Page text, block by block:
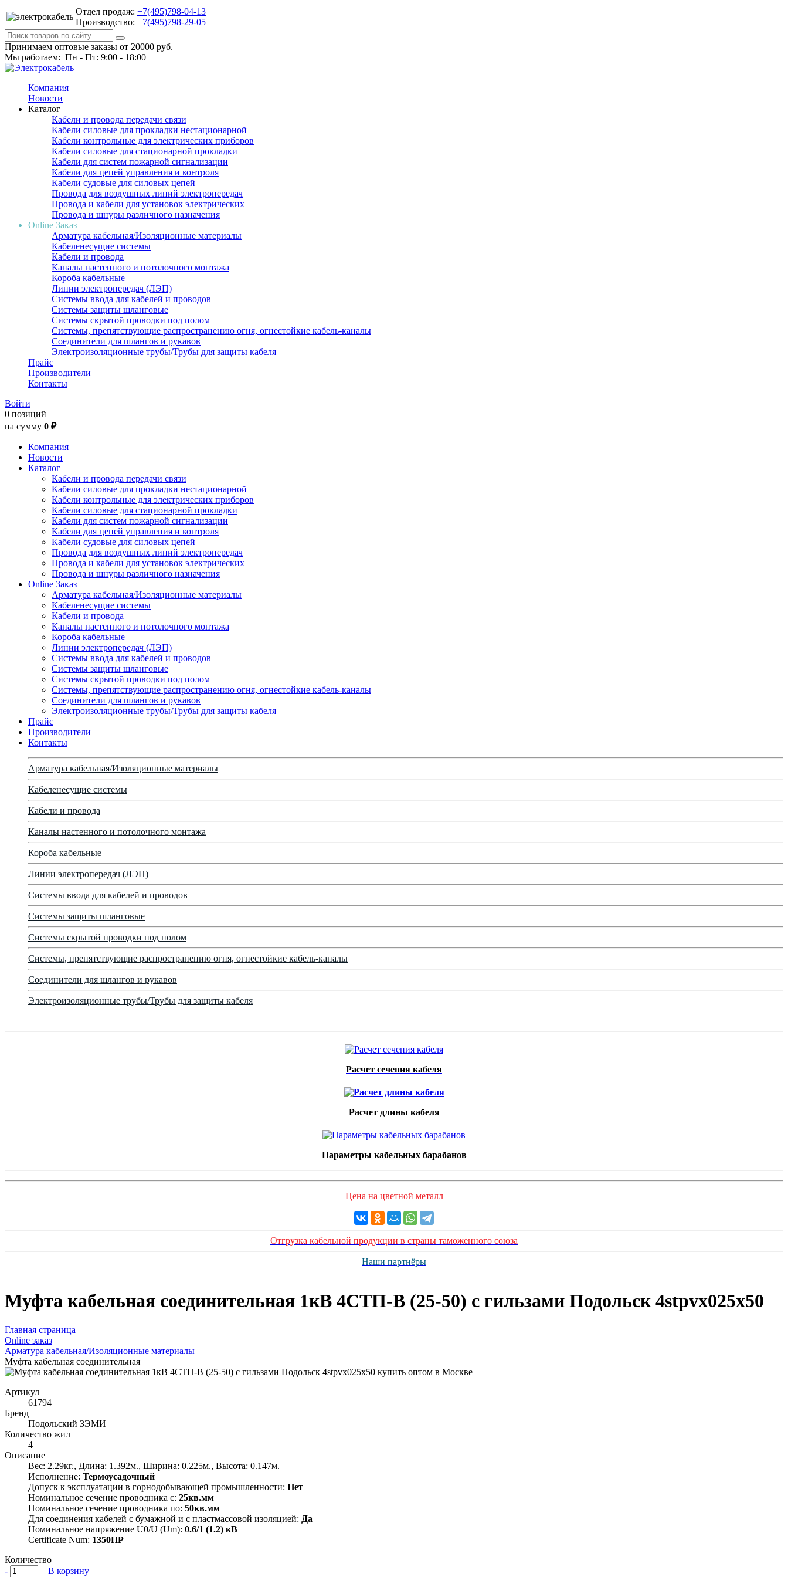
Отдел продаж: +7(495)798-04-13
Производство: +7(495)798-29-05
Принимаем оптовые заказы от 20000 руб.
Мы работаем: Пн - Пт: 9:00 - 18:00
Компания
Новости
Каталог
Кабели и провода передачи связи
Кабели силовые для прокладки нестационарной
Кабели контрольные для электрических приборов
Кабели силовые для стационарной прокладки
Кабели для систем пожарной сигнализации
Кабели для цепей управления и контроля
Кабели судовые для силовых цепей
Провода для воздушных линий электропередач
Провода и кабели для установок электрических
Провода и шнуры различного назначения
Online Заказ
Арматура кабельная/Изоляционные материалы
Кабеленесущие системы
Кабели и провода
Каналы настенного и потолочного монтажа
Короба кабельные
Линии электропередач (ЛЭП)
Системы ввода для кабелей и проводов
Системы защиты шланговые
Системы скрытой проводки под полом
Системы, препятствующие распространению огня, огнестойкие кабель-каналы
Соединители для шлангов и рукавов
Электроизоляционные трубы/Трубы для защиты кабеля
Прайс
Производители
Контакты
Войти
0 позиций
на сумму 0 ₽
Компания
Новости
Каталог
Кабели и провода передачи связи
Кабели силовые для прокладки нестационарной
Кабели контрольные для электрических приборов
Кабели силовые для стационарной прокладки
Кабели для систем пожарной сигнализации
Кабели для цепей управления и контроля
Кабели судовые для силовых цепей
Провода для воздушных линий электропередач
Провода и кабели для установок электрических
Провода и шнуры различного назначения
Online Заказ
Арматура кабельная/Изоляционные материалы
Кабеленесущие системы
Кабели и провода
Каналы настенного и потолочного монтажа
Короба кабельные
Линии электропередач (ЛЭП)
Системы ввода для кабелей и проводов
Системы защиты шланговые
Системы скрытой проводки под полом
Системы, препятствующие распространению огня, огнестойкие кабель-каналы
Соединители для шлангов и рукавов
Электроизоляционные трубы/Трубы для защиты кабеля
Прайс
Производители
Контакты
Арматура кабельная/Изоляционные материалы
Кабеленесущие системы
Кабели и провода
Каналы настенного и потолочного монтажа
Короба кабельные
Линии электропередач (ЛЭП)
Системы ввода для кабелей и проводов
Системы защиты шланговые
Системы скрытой проводки под полом
Системы, препятствующие распространению огня, огнестойкие кабель-каналы
Соединители для шлангов и рукавов
Электроизоляционные трубы/Трубы для защиты кабеля
Расчет сечения кабеля
Расчет длины кабеля
Параметры кабельных барабанов
Цена на цветной металл
Отгрузка кабельной продукции в страны таможенного союза
Наши партнёры
Муфта кабельная соединительная 1кВ 4СТП-В (25-50) с гильзами Подольск 4stpvx025x50
Главная страница
Оnline заказ
Арматура кабельная/Изоляционные материалы
Муфта кабельная соединительная
Артикул
61794
Бренд
Подольский ЗЭМИ
Количество жил
4
Описание
Вес: 2.29кг., Длина: 1.392м., Ширина: 0.225м., Высота: 0.147м.
Исполнение: Термоусадочный
Допуск к эксплуатации в горнодобывающей промышленности: Нет
Номинальное сечение проводника с: 25кв.мм
Номинальное сечение проводника по: 50кв.мм
Для соединения кабелей с бумажной и с пластмассовой изоляцией: Да
Номинальное напряжение U0/U (Um): 0.6/1 (1.2) кВ
Certificate Num: 1350ПР
Количество
-
+ В корзину